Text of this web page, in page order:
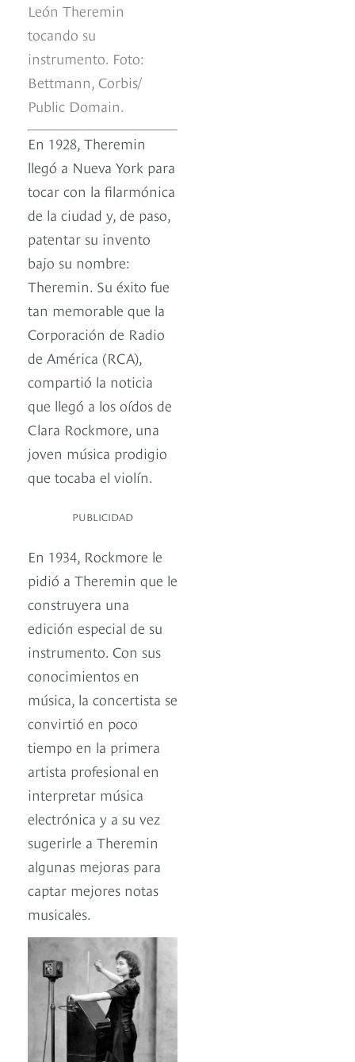
León Theremin
tocando su
instrumento. Foto:
Bettmann, Corbis/
Public Domain.
En 1928, Theremin
llegó a Nueva York para
tocar con la filarmónica
de la ciudad y, de paso,
patentar su invento
bajo su nombre:
Theremin. Su éxito fue
tan memorable que la
Corporación de Radio
de América (RCA),
compartió la noticia
que llegó a los oídos de
Clara Rockmore, una
joven música prodigio
que tocaba el violín.
PUBLICIDAD
En 1934, Rockmore le
pidió a Theremin que le
construyera una
edición especial de su
instrumento. Con sus
conocimientos en
música, la concertista se
convirtió en poco
tiempo en la primera
artista profesional en
interpretar música
electrónica y a su vez
sugerirle a Theremin
algunas mejoras para
captar mejores notas
musicales.